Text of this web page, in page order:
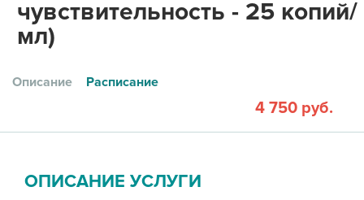
чувствительность - 25 копий/
мл)
Описание Расписание
4 750 руб.
ОПИСАНИЕ УСЛУГИ